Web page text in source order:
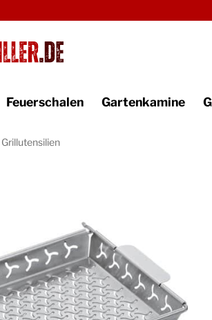
Feuerschalen Gartenkamine
Grillutensilien